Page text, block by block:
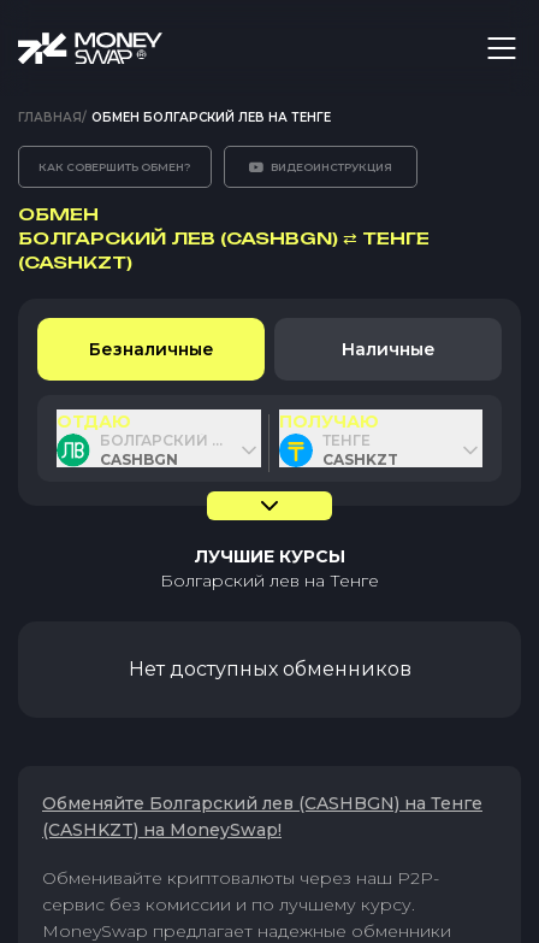
ГЛАВНАЯ/ ОБМЕН БОЛГАРСКИЙ ЛЕВ НА ТЕНГЕ
КАК СОВЕРШИТЬ ОБМЕН? ВИДЕОИНСТРУКЦИЯ
ОБМЕН
БОЛГАРСКИЙ ЛЕВ (CASHBGN) ⇄ ТЕНГЕ
(CASHKZT)
Безналичные Наличные
ОТДАЮ
БОЛГАРСКИЙ ЛЕВ
CASHBGN
ПОЛУЧАЮ
ТЕНГЕ
CASHKZT
ЛУЧШИЕ КУРСЫ
Болгарский лев на Тенге
Нет доступных обменников
Обменяйте Болгарский лев (CASHBGN) на Тенге
(CASHKZT) на MoneySwap!
Обменивайте криптовалюты через наш P2P-
сервис без комиссии и по лучшему курсу.
MoneySwap предлагает надежные обменники